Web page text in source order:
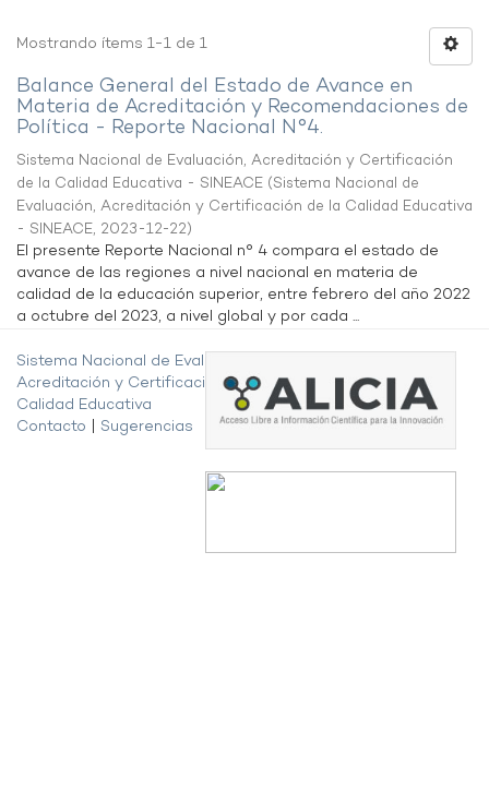
Mostrando ítems 1-1 de 1
Balance General del Estado de Avance en
Materia de Acreditación y Recomendaciones de
Política - Reporte Nacional N°4.
Sistema Nacional de Evaluación, Acreditación y Certificación
de la Calidad Educativa - SINEACE (Sistema Nacional de
Evaluación, Acreditación y Certificación de la Calidad Educativa
- SINEACE, 2023-12-22)
El presente Reporte Nacional n° 4 compara el estado de
avance de las regiones a nivel nacional en materia de
calidad de la educación superior, entre febrero del año 2022
a octubre del 2023, a nivel global y por cada ...
Sistema Nacional de Evaluación,
Acreditación y Certificación de la
Calidad Educativa
Contacto
Sugerencias